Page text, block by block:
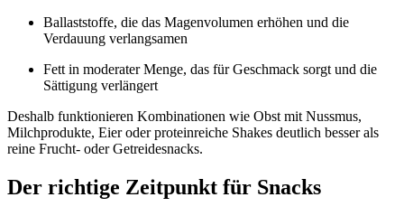
Ballaststoffe, die das Magenvolumen erhöhen und die
Verdauung verlangsamen
Fett in moderater Menge, das für Geschmack sorgt und die
Sättigung verlängert
Deshalb funktionieren Kombinationen wie Obst mit Nussmus,
Milchprodukte, Eier oder proteinreiche Shakes deutlich besser als
reine Frucht- oder Getreidesnacks.
Der richtige Zeitpunkt für Snacks